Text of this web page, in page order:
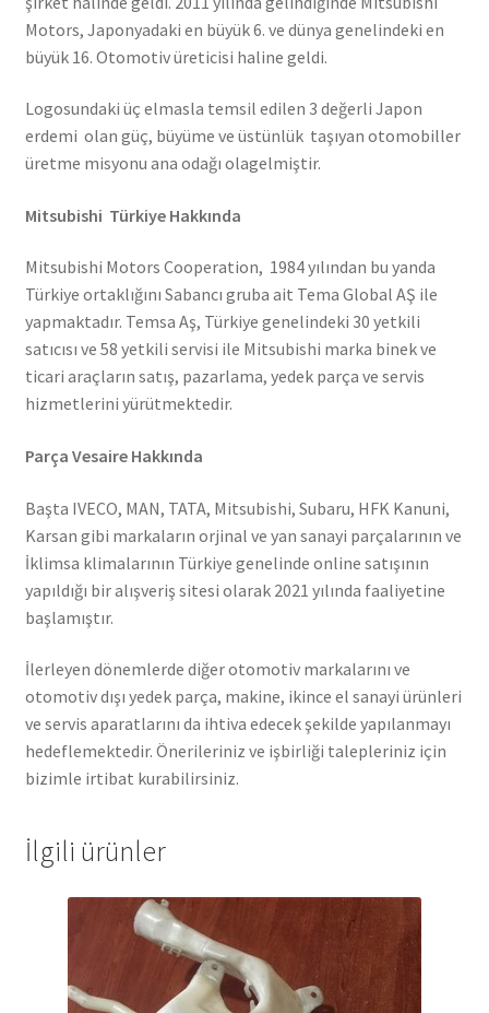
Motors, Japonyadaki en büyük 6. ve dünya genelindeki en
büyük 16. Otomotiv üreticisi haline geldi.
Logosundaki üç elmasla temsil edilen 3 değerli Japon
erdemi olan güç, büyüme ve üstünlük taşıyan otomobiller
üretme misyonu ana odağı olagelmiştir.
Mitsubishi Türkiye Hakkında
Mitsubishi Motors Cooperation, 1984 yılından bu yanda
Türkiye ortaklığını Sabancı gruba ait Tema Global AŞ ile
yapmaktadır. Temsa Aş, Türkiye genelindeki 30 yetkili
satıcısı ve 58 yetkili servisi ile Mitsubishi marka binek ve
ticari araçların satış, pazarlama, yedek parça ve servis
hizmetlerini yürütmektedir.
Parça Vesaire Hakkında
Başta IVECO, MAN, TATA, Mitsubishi, Subaru, HFK Kanuni,
Karsan gibi markaların orjinal ve yan sanayi parçalarının ve
İklimsa klimalarının Türkiye genelinde online satışının
yapıldığı bir alışveriş sitesi olarak 2021 yılında faaliyetine
başlamıştır.
İlerleyen dönemlerde diğer otomotiv markalarını ve
otomotiv dışı yedek parça, makine, ikince el sanayi ürünleri
ve servis aparatlarını da ihtiva edecek şekilde yapılanmayı
hedeflemektedir. Önerileriniz ve işbirliği talepleriniz için
bizimle irtibat kurabilirsiniz.
İlgili ürünler